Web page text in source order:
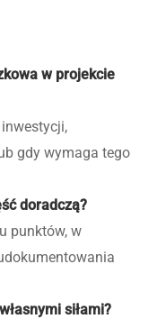
w projekcie
gdy wymaga tego
doradczą?
punktów, w
siłami?